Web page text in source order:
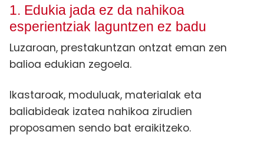
1. Edukia jada ez da nahikoa
esperientziak laguntzen ez badu
Luzaroan, prestakuntzan ontzat eman zen
balioa edukian zegoela.
Ikastaroak, moduluak, materialak eta
baliabideak izatea nahikoa zirudien
proposamen sendo bat eraikitzeko.